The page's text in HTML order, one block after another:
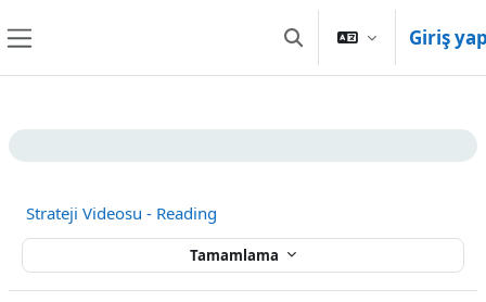
Arama girişini değiştir
Giriş
Bölüm anahatları
Tamamlama
Strateji Videosu - Reading